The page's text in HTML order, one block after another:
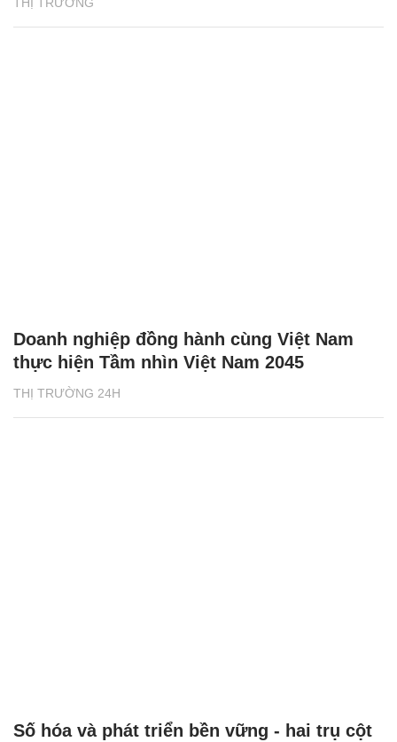
THỊ TRƯỜNG 24H
Doanh nghiệp đồng hành cùng Việt Nam
thực hiện Tầm nhìn Việt Nam 2045
Số hóa và phát triển bền vững - hai trụ cột